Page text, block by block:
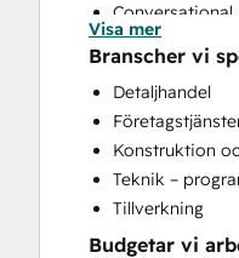
Conversational
CRM
CRM Migration
Custom API
Customer
Customer
Customer
Customer
Email
Visa mer
Branscher vi
Detaljhandel
Konstruktion
Teknik –
Tillverkning
Budgetar vi